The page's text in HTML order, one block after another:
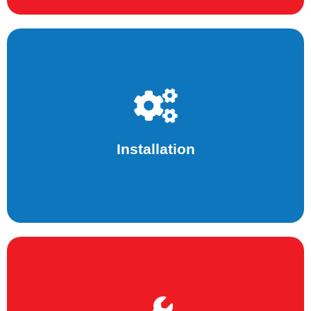
Installation
prise en main de vos machines par des techniciens
hautement qualifiés.
Voir plus
Voir plus